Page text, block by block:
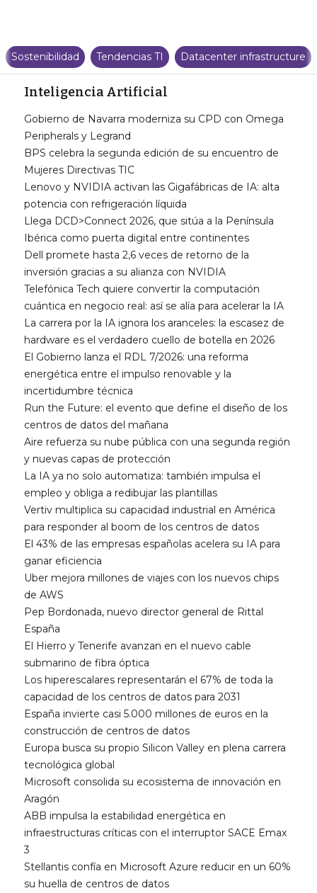
Sostenibilidad Tendencias TI Datacenter infrastructure
Inteligencia Artificial
Gobierno de Navarra moderniza su CPD con Omega
Peripherals y Legrand
BPS celebra la segunda edición de su encuentro de
Mujeres Directivas TIC
Lenovo y NVIDIA activan las Gigafábricas de IA: alta
potencia con refrigeración líquida
Llega DCD>Connect 2026, que sitúa a la Península
Ibérica como puerta digital entre continentes
Dell promete hasta 2,6 veces de retorno de la
inversión gracias a su alianza con NVIDIA
Telefónica Tech quiere convertir la computación
cuántica en negocio real: así se alía para acelerar la IA
La carrera por la IA ignora los aranceles: la escasez de
hardware es el verdadero cuello de botella en 2026
El Gobierno lanza el RDL 7/2026: una reforma
energética entre el impulso renovable y la
incertidumbre técnica
Run the Future: el evento que define el diseño de los
centros de datos del mañana
Aire refuerza su nube pública con una segunda región
y nuevas capas de protección
La IA ya no solo automatiza: también impulsa el
empleo y obliga a redibujar las plantillas
Vertiv multiplica su capacidad industrial en América
para responder al boom de los centros de datos
El 43% de las empresas españolas acelera su IA para
ganar eficiencia
Uber mejora millones de viajes con los nuevos chips
de AWS
Pep Bordonada, nuevo director general de Rittal
España
El Hierro y Tenerife avanzan en el nuevo cable
submarino de fibra óptica
Los hiperescalares representarán el 67% de toda la
capacidad de los centros de datos para 2031
España invierte casi 5.000 millones de euros en la
construcción de centros de datos
Europa busca su propio Silicon Valley en plena carrera
tecnológica global
Microsoft consolida su ecosistema de innovación en
Aragón
ABB impulsa la estabilidad energética en
infraestructuras críticas con el interruptor SACE Emax
3
Stellantis confía en Microsoft Azure reducir en un 60%
su huella de centros de datos